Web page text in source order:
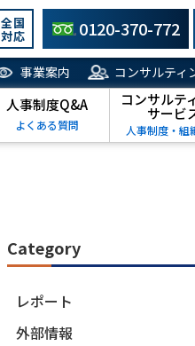
全国
対応 0120-370-772
事業案内 コンサルティ
人事制度Q&A
よくある質問
コンサルテ
サービ
人事制度・組
Category
レポート
外部情報